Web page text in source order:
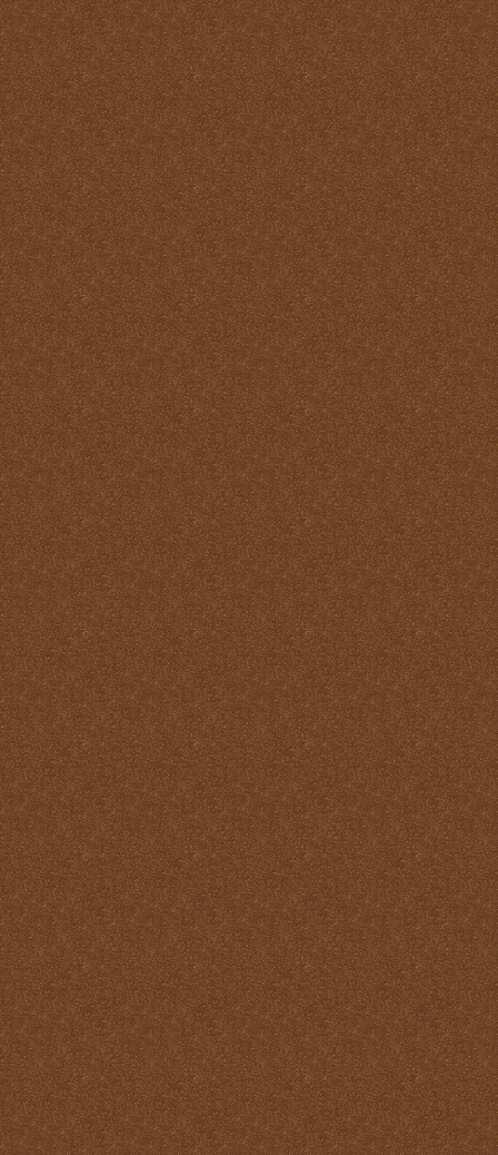
Misas Gregorianas
Misterio de unidad
Necesidad de aprender lo
que es la Santa Misa
No hay cosa que más odie
el demonio que la Santa
Misa
Nuestra vida debe ser una
Santa Misa prolongada
Nuestro sacrificio se
transforma en el sacrificio
de Cristo
Ofertorio
Participación
Partícipes de la naturaleza
divina
Petición y acción de
gracias
Plegarias Eucarísticas
Por Cristo con Él y en Él
Preparación para la Santa
Misa
Real y verdadera presencia
de Jesús en la Eucaristía
remotepost@sancta-missa-
cotidiana.org
Reparación
Ser Eucaristía
Sin etiqueta
Transubstanciación
Un milagro de amor